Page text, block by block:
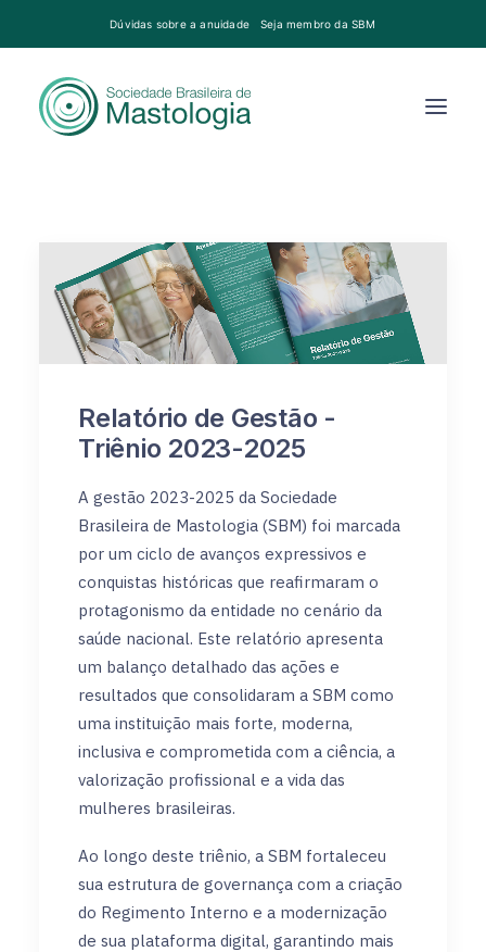
Dúvidas sobre a anuidade Seja membro da SBM
Relatório de Gestão -
Triênio 2023-2025
A gestão 2023-2025 da Sociedade
Brasileira de Mastologia (SBM) foi marcada
por um ciclo de avanços expressivos e
conquistas históricas que reafirmaram o
protagonismo da entidade no cenário da
saúde nacional. Este relatório apresenta
um balanço detalhado das ações e
resultados que consolidaram a SBM como
uma instituição mais forte, moderna,
inclusiva e comprometida com a ciência, a
valorização profissional e a vida das
mulheres brasileiras.
Ao longo deste triênio, a SBM fortaleceu
sua estrutura de governança com a criação
do Regimento Interno e a modernização
de sua plataforma digital, garantindo mais